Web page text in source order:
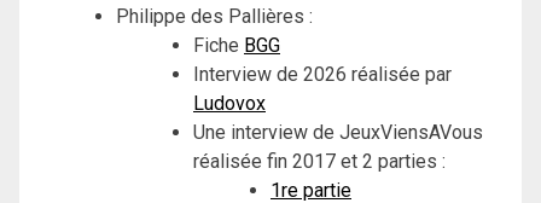
Philippe des Pallières :
Fiche BGG
Interview de 2026 réalisée par
Ludovox
Une interview de JeuxViensAVous
réalisée fin 2017 et 2 parties :
1re partie